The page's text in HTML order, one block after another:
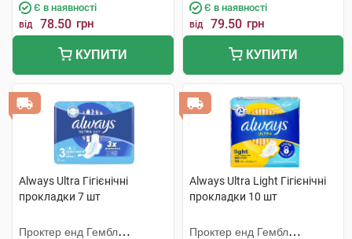
Є в наявності
від 78.50 грн
КУПИТИ
Є в наявності
від 79.50 грн
КУПИТИ
Always Ultra Гігієнічні
прокладки 7 шт
Проктер енд Гембл
Always Ultra Light Гігієнічні
прокладки 10 шт
Проктер енд Гембл